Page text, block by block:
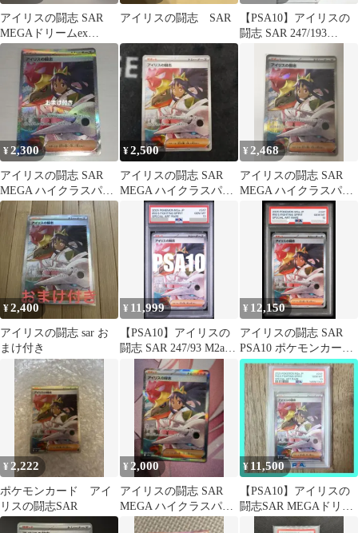
アイリスの闘志 SAR
MEGAドリームex
247/193
アイリスの闘志 SAR
【PSA10】アイリスの
闘志 SAR 247/193
¥2,300
アイリスの闘志 SAR
MEGA ハイクラスパッ
ク MEGAドリームex
¥2,500
アイリスの闘志 SAR
MEGA ハイクラスパッ
ク MEGAドリームex キ
¥ 2,468
アイリスの闘志 SAR
MEGA ハイクラスパッ
ク MEGAドリームex キ
¥2,400
アイリスの闘志 sar お
まけ付き
¥ 11,999
【PSA10】アイリスの
闘志 SAR 247/93 M2a
MEGAドリームex
¥ 12,150
アイリスの闘志 SAR
PSA10 ポケモンカー
ド 美品
¥ 2,222
ポケモンカード アイ
リスの闘志SAR
¥ 2,000
アイリスの闘志 SAR
MEGA ハイクラスパッ
ク MEGAドリームex
¥ 11,500
【PSA10】アイリスの
闘志SAR MEGAドリー